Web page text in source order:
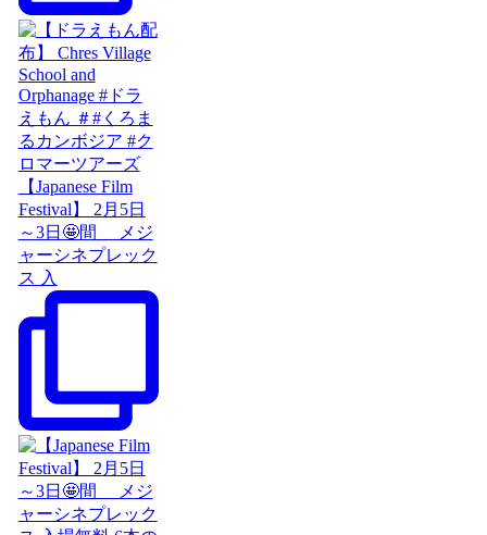
【Japanese Film
Festival】 2月5日
～3日🤩間 メジ
ャーシネプレック
ス 入